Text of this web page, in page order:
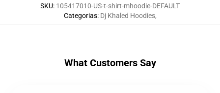
SKU: 105417010-US-t-shirt-mhoodie-DEFAULT
Categorias: Dj Khaled Hoodies,
What Customers Say